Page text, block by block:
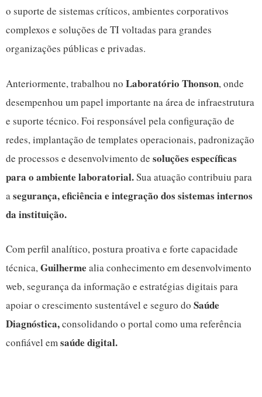
o suporte de sistemas críticos, ambientes corporativos
complexos e soluções de TI voltadas para grandes
organizações públicas e privadas.
Anteriormente, trabalhou no Laboratório Thonson, onde
desempenhou um papel importante na área de infraestrutura
e suporte técnico. Foi responsável pela configuração de
redes, implantação de templates operacionais, padronização
de processos e desenvolvimento de soluções específicas
para o ambiente laboratorial.Sua atuação contribuiu para
asegurança, eficiência e integração dos sistemas internos
da instituição.
Com perfil analítico, postura proativa e forte capacidade
técnica,Guilherme alia conhecimento em desenvolvimento
web, segurança da informação e estratégias digitais para
apoiar o crescimento sustentável e seguro do Saúde
Diagnóstica,consolidando o portal como uma referência
confiável emsaúde digital.